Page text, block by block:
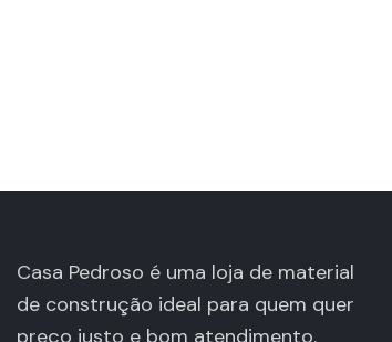
Casa Pedroso é uma loja de material
de construção ideal para quem quer
preço justo e bom atendimento.